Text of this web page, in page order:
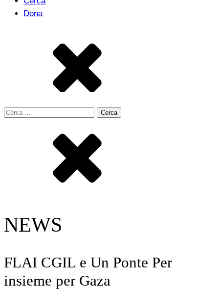
Dona
Ricerca
NEWS
FLAI CGIL e Un Ponte Per
insieme per Gaza